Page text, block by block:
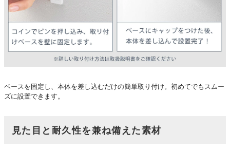
ベースを固定し、本体を差し込むだけの簡単取り付け。初めてでもスムー
ズに設置できます。
見た目と耐久性を兼ね備えた素材